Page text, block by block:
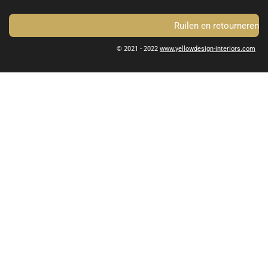
Ruilen en retourneren
© 2021 - 2022 www.yellowdesign-interiors.com